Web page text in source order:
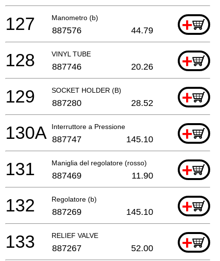
Manometro (b) +
127 887576 44.79
VINYL TUBE +
128 887746 20.26
SOCKET HOLDER (B) +
129 887280 28.52
Interruttore a Pressione +
130A 887747 145.10
Maniglia del regolatore (rosso) +
131 887469 11.90
Regolatore (b) +
132 887269 145.10
RELIEF VALVE +
133 887267 52.00